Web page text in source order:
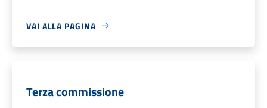
VAI ALLA PAGINA
Terza commissione